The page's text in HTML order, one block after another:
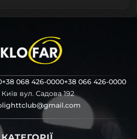
+38 068 426-0000+38 066 426-0000
вул. Садова 192